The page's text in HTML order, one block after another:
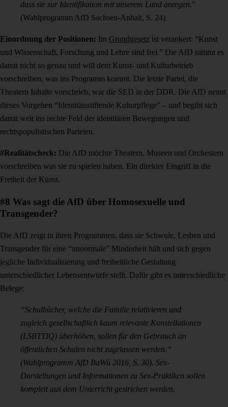
dass sie zur Identifikation mit unserem Land anregen.”
(Wahlprogramm AfD Sachsen-Anhalt, S. 24)
Einordnung der Positionen: Im Grundgesetz ist verankert: “Kunst
und Wissenschaft, Forschung und Lehre sind frei.” Die AfD nimmt es
damit nicht so genau und will dem Kunst- und Kulturbetrieb
vorschreiben, was ins Programm kommt. Die letzte Partei, die
Theatern Inhalte vorschrieb, war die SED in der DDR. Die AfD nennt
dieses Vorgehen “Identitätsstiftende Kulturpflege” – und begibt sich
damit weit ins rechte Feld der identitären Bewegungen und
rechtspopulistischen Parteien.
#Realitätscheck: Die AfD möchte Theatern, Museen und Orchestern
vorschreiben was sie zu spielen haben. Ein direkter Eingriff in die
Freiheit der Kunst.
#8 Was sagt die AfD über Homosexuelle und
Transgender?
Die AfD zeigt in ihren Programmen, dass sie Schwule, Lesben und
Transgender für eine “unnormale” Minderheit hält und sich gegen
jegliche Individualisierung und freiheitliche Gestaltung
unterschiedlicher Lebensentwürfe stellt. Dafür gibt es unterschiedliche
Belege:
“Schulbücher, welche die Familie relativieren und
zugleich gesellschaftlich kaum relevante Konstellationen
(LSBTTIQ) überhöhen, sollen für den Gebrauch an
öffentlichen Schulen nicht zugelassen werden.”
(Wahlprogramm AfD BaWü 2016, S. 30). Sex-
Darstellungen und Informationen zu Sex-Praktiken sollen
komplett aus dem Unterricht gestrichen werden.